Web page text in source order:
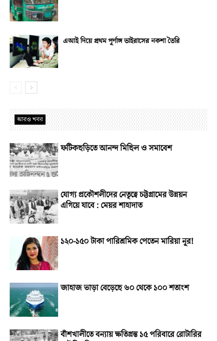
এআই দিয়ে প্রথম পূর্ণাঙ্গ ভাইরাসের নকশা তৈরি
আরও খবর
ফটিকছড়িতে আনন্দ মিছিল ও সমাবেশ
যোগ্য প্রকৌশলীদের নেতৃত্বে চট্টগ্রামের উন্নয়ন
এগিয়ে যাবে : মেয়র শাহাদাত
১২০-১৫০ টাকা পারিশ্রমিক পেতেন মারিয়া নূর!
জাহাজ ভাড়া বেড়েছে ৬০ থেকে ১০০ শতাংশ
বাঁশখালীতে বন্যায় ক্ষতিগ্রস্ত ১৫ পরিবারে রোটারির